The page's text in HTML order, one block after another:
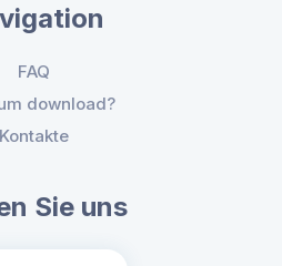
FAQ
download?
Kontakte
Sie uns